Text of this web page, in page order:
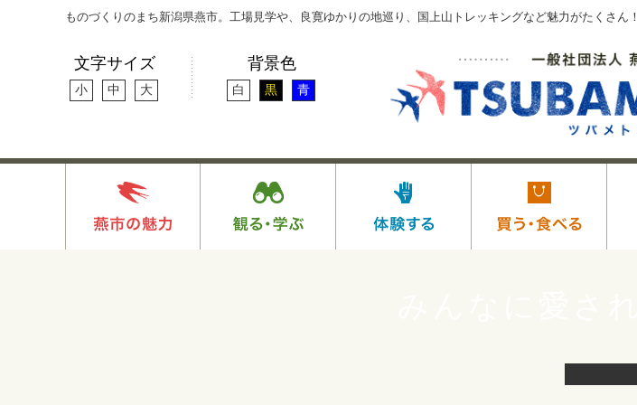
ものづくりのまち新潟県燕市。工場見学や、良寛ゆかりの地巡り、国上山トレッキングなど魅力がたくさん！
文字サイズ
小 中 大
背景色
白 黒 青